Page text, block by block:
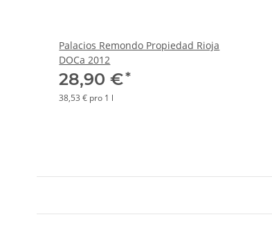
Palacios Remondo Propiedad Rioja
DOCa 2012
28,90 €*
38,53 € pro 1 l